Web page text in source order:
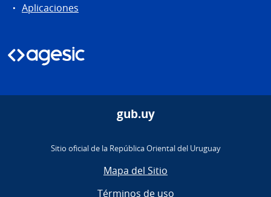
Aplicaciones
gub.uy
Sitio oficial de la República Oriental del Uruguay
Mapa del Sitio
Términos de uso